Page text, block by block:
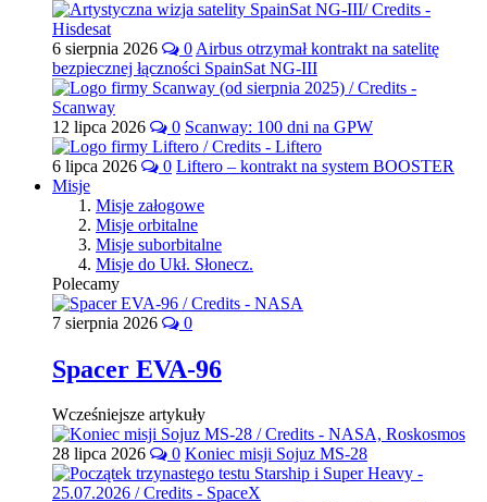
6 sierpnia 2026 0 Airbus otrzymał kontrakt na satelitę
bezpiecznej łączności SpainSat NG-III
12 lipca 2026 0 Scanway: 100 dni na GPW
6 lipca 2026 0 Liftero – kontrakt na system BOOSTER
Misje
Misje załogowe
Misje orbitalne
Misje suborbitalne
Misje do Ukł. Słonecz.
Polecamy
7 sierpnia 2026 0
Spacer EVA-96
Wcześniejsze artykuły
28 lipca 2026 0 Koniec misji Sojuz MS-28